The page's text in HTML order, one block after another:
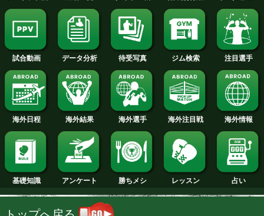
2013年
2012年
2011年
2010年